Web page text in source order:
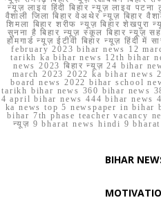
न्यूज़ लाइव हिंदी बिहार न्यूज़ लाइव
वैशाली जिला बिहार वेअथेर न्यूज़ बिहार
शिमला बिहार शरीफ न्यूज़ बिहार शेखपुरा
सुनना है बिहार न्यूज़ स्कूल बिहार न्यूज़
होमगार्ड न्यूज़ ईटीवी बिहार न्यूज़ हिंदी
february 2023 bihar news 12
tarikh ka bihar news 12th bihar
news 2023 बिहार न्यूज़ 24 bihar
march 2023 2022 ka bihar news
board news 2022 bihar school
tarikh bihar news 360 bihar news
4 april bihar news 444 bihar news
ka news top 5 newspaper in bihar
bihar 7th phase teacher vacancy
न्यूज़ 9 bharat news hindi 9
BIHAR